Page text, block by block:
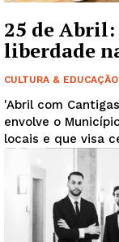
25 de Abril:
liberdade
CULTURA & EDUCAÇÃO
'Abril com
envolve o